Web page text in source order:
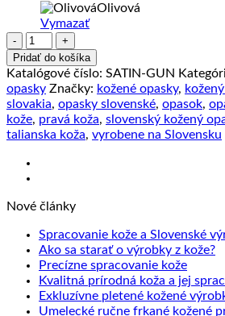
Olivová
Vymazať
množstvo
Kožený
opasok
SATIN
GUN,
šírka
3.3cm,
výroba
na
Pridať do košíka
Katalógové číslo: SATIN-GUN
opasky Značky: kožené opasky,
slovakia, opasky slovenské, opasok,
kože, pravá koža, slovenský kožený
talianska koža, vyrobene na Slovensku
Nové články
Spracovanie kože a Slovenské
Ako sa starať o výrobky z kože?
sa
Precízne spracovanie kožeŽiadne
na
Kvalitná prírodná koža a jej
Exkluzívne pletené kožené
Umelecké ručne frkané kožené